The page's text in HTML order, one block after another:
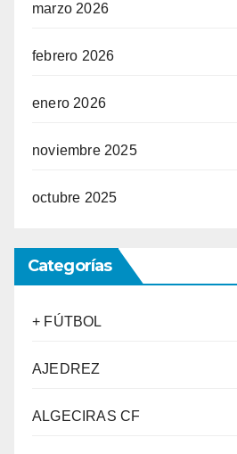
marzo 2026
febrero 2026
enero 2026
noviembre 2025
octubre 2025
Categorías
+ FÚTBOL
AJEDREZ
ALGECIRAS CF